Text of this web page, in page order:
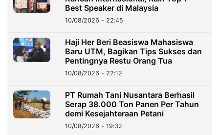
Best Speaker di Malaysia
10/08/2026 - 22:45
Haji Her Beri Beasiswa Mahasiswa
Baru UTM, Bagikan Tips Sukses dan
Pentingnya Restu Orang Tua
10/08/2026 - 22:12
PT Rumah Tani Nusantara Berhasil
Serap 38.000 Ton Panen Per Tahun
demi Kesejahteraan Petani
10/08/2026 - 19:32